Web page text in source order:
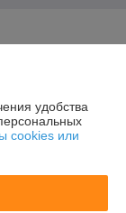
удобства
cookies или